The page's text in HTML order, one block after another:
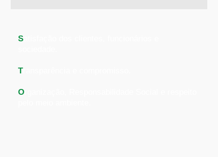
S
Transparência e compromisso.
O